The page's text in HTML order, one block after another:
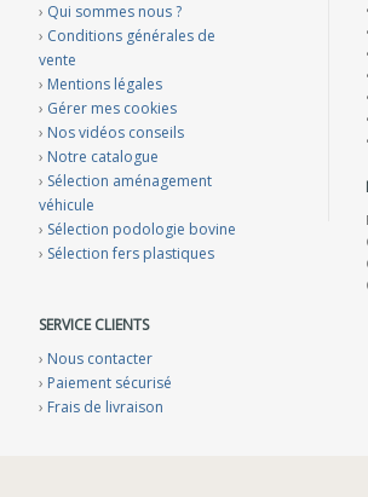
› Qui sommes nous ?
› Conditions générales de
vente
› Mentions légales
› Gérer mes cookies
› Nos vidéos conseils
› Notre catalogue
› Sélection aménagement
véhicule
› Sélection podologie bovine
› Sélection fers plastiques
SERVICE CLIENTS
› Nous contacter
› Paiement sécurisé
› Frais de livraison
•
•
•
•
•
•
•